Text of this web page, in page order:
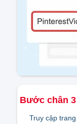
Bước chân 3
Truy cập